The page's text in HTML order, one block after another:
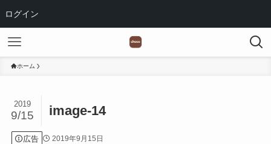
ログイン
ホーム
image-14
2019
9/15
広告 2019年9月15日